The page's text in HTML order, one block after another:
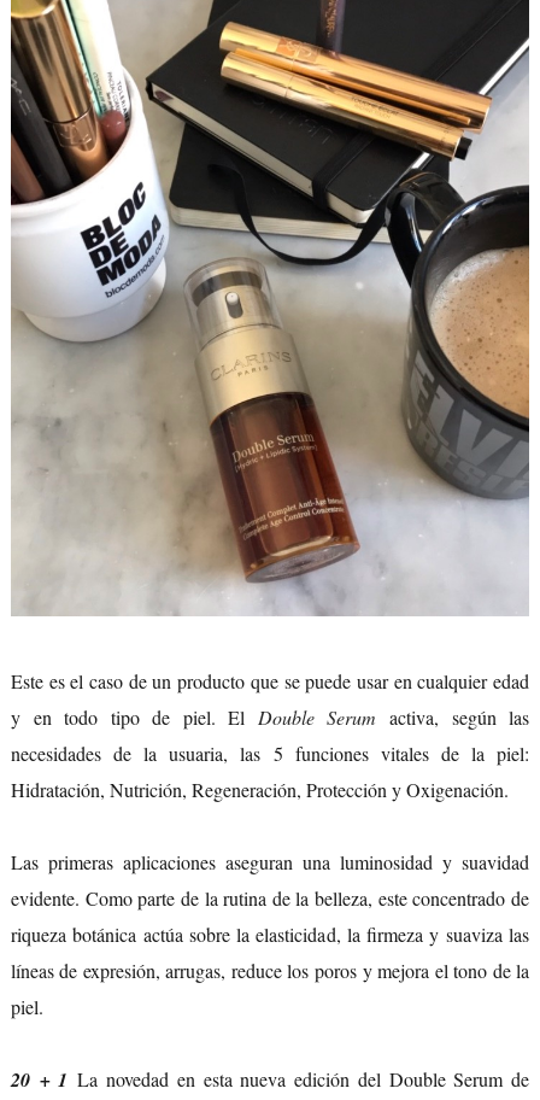
Este es el caso de un producto que se puede usar en cualquier edad
y en todo tipo de piel. El Double Serum activa, según las
necesidades de la usuaria, las 5 funciones vitales de la piel:
Hidratación, Nutrición, Regeneración, Protección y Oxigenación.
Las primeras aplicaciones aseguran una luminosidad y suavidad
evidente. Como parte de la rutina de la belleza, este concentrado de
riqueza botánica actúa sobre la elasticidad, la firmeza y suaviza las
líneas de expresión, arrugas, reduce los poros y mejora el tono de la
piel.
20 + 1 La novedad en esta nueva edición del Double Serum de